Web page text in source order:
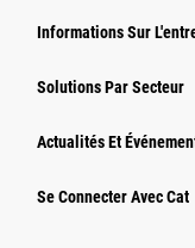
Informations Sur
Solutions Par Secteur
Actualités Et
Se Connecter Avec Cat